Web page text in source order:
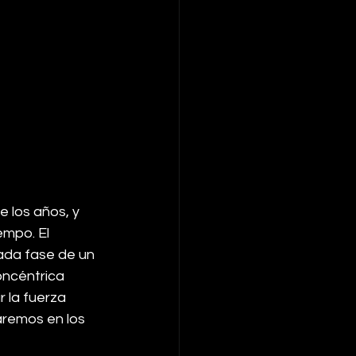
los años, y
El
fase de un
la fuerza
en los